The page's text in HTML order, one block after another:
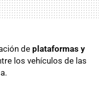
de plataformas y
los vehículos de las